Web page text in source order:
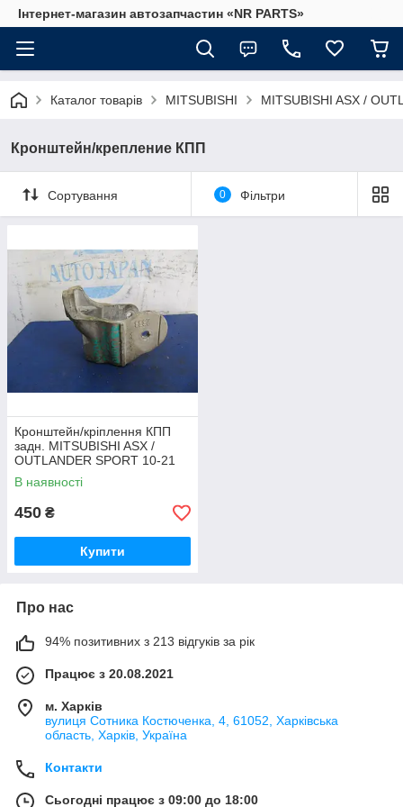
Інтернет-магазин автозапчастин «NR PARTS»
Каталог товарів MITSUBISHI MITSUBISHI ASX /
Кронштейн/крепление КПП
Сортування 0 Фільтри
Кронштейн/кріплення КПП
задн. MITSUBISHI ASX /
OUTLANDER SPORT 10-21
В наявності
450 ₴
Купити
Про нас
94% позитивних з 213 відгуків за рік
Працює з 20.08.2021
м. Харків
вулиця Сотника Костюченка, 4, 61052, Харківська
область, Харків, Україна
Контакти
Сьогодні працює з 09:00 до 18:00